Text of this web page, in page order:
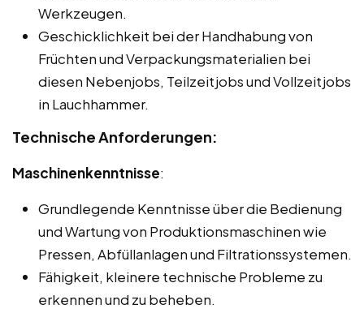
Werkzeugen.
Geschicklichkeit bei der Handhabung von
Früchten und Verpackungsmaterialien bei
diesen Nebenjobs, Teilzeitjobs und Vollzeitjobs
in Lauchhammer.
Technische Anforderungen:
Maschinenkenntnisse:
Grundlegende Kenntnisse über die Bedienung
und Wartung von Produktionsmaschinen wie
Pressen, Abfüllanlagen und Filtrationssystemen.
Fähigkeit, kleinere technische Probleme zu
erkennen und zu beheben.